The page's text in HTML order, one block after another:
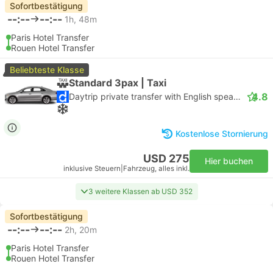
Sofortbestätigung
--:-- --:-- 1h, 48m
Paris Hotel Transfer
Rouen Hotel Transfer
Beliebteste Klasse
Standard 3pax | Taxi
Daytrip private transfer with English speaking driver 4.8
Kostenlose Stornierung
USD 275
inklusive Steuern Fahrzeug, alles inkl.
Hier buchen
3 weitere Klassen ab USD 352
Sofortbestätigung
--:-- --:-- 2h, 20m
Paris Hotel Transfer
Rouen Hotel Transfer